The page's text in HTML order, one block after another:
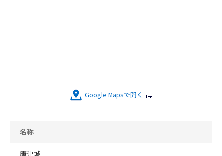
Google Mapsで開く
名称
唐津城